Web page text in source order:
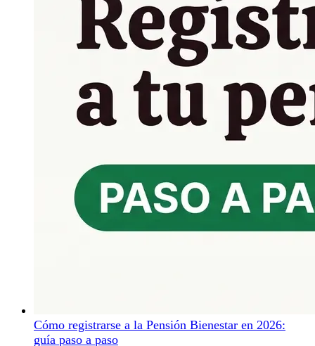
Cómo registrarse a la Pensión Bienestar en 2026:
guía paso a paso